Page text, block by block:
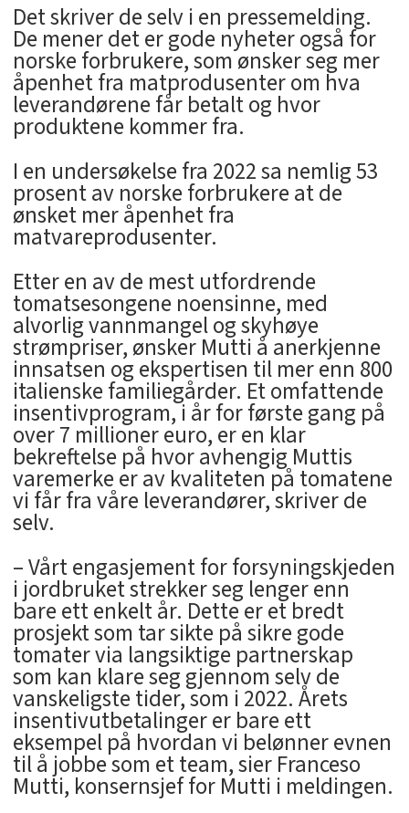
Det skriver de selv i en pressemelding.
De mener det er gode nyheter også for
norske forbrukere, som ønsker seg mer
åpenhet fra matprodusenter om hva
leverandørene får betalt og hvor
produktene kommer fra.
I en undersøkelse fra 2022 sa nemlig 53
prosent av norske forbrukere at de
ønsket mer åpenhet fra
matvareprodusenter.
Etter en av de mest utfordrende
tomatsesongene noensinne, med
alvorlig vannmangel og skyhøye
strømpriser, ønsker Mutti å anerkjenne
innsatsen og ekspertisen til mer enn 800
italienske familiegårder. Et omfattende
insentivprogram, i år for første gang på
over 7 millioner euro, er en klar
bekreftelse på hvor avhengig Muttis
varemerke er av kvaliteten på tomatene
vi får fra våre leverandører, skriver de
selv.
– Vårt engasjement for forsyningskjeden
i jordbruket strekker seg lenger enn
bare ett enkelt år. Dette er et bredt
prosjekt som tar sikte på sikre gode
tomater via langsiktige partnerskap
som kan klare seg gjennom selv de
vanskeligste tider, som i 2022. Årets
insentivutbetalinger er bare ett
eksempel på hvordan vi belønner evnen
til å jobbe som et team, sier Franceso
Mutti, konsernsjef for Mutti i meldingen.